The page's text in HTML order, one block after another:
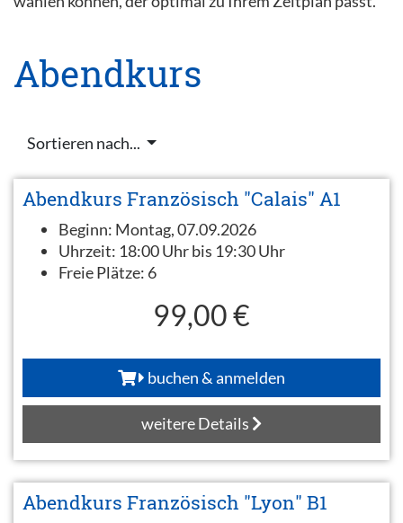
Abendkurs
Sortieren nach...
Abendkurs Französisch "Calais" A1
Beginn: Montag, 07.09.2026
Uhrzeit: 18:00 Uhr bis 19:30 Uhr
Freie Plätze: 6
99,00 €
buchen & anmelden
weitere Details
Abendkurs Französisch "Lyon" B1